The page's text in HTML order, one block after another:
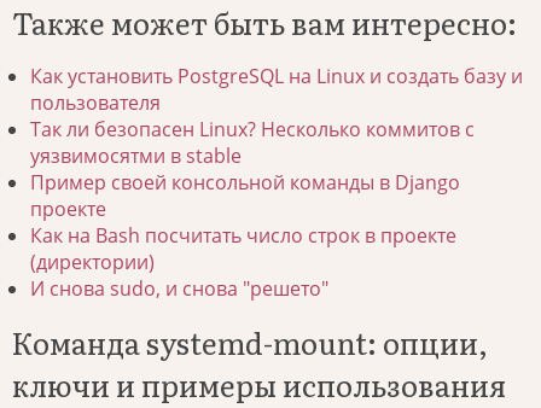
Также может быть вам интересно:
Как установить PostgreSQL на Linux и создать базу и
пользователя
Так ли безопасен Linux? Несколько коммитов с
уязвимосятми в stable
Пример своей консольной команды в Django
проекте
Как на Bash посчитать число строк в проекте
(директории)
И снова sudo, и снова "решето"
Команда systemd-mount: опции,
ключи и примеры использования